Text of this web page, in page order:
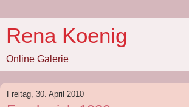
Rena Koenig
Online Galerie
Freitag, 30. April 2010